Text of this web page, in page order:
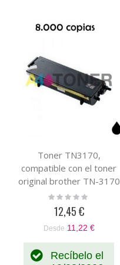
Toner TN3170,
compatible con el toner
original brother TN-3170
Rating:
12,45 €
Desde 11,22 €
Recíbelo el